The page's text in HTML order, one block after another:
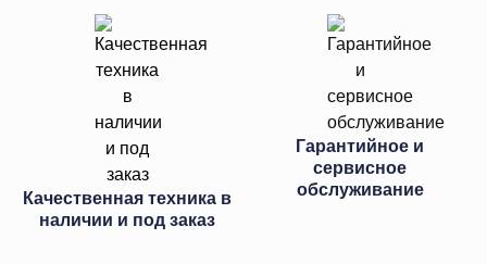
Качественная техника в
наличии и под заказ
Гарантийное и
сервисное
обслуживание